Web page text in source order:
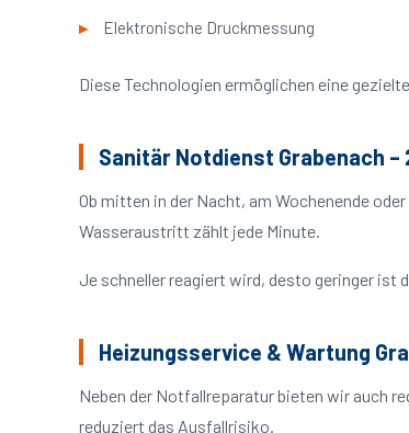
Elektronische Druckmessung
Diese Technologien ermöglichen eine
Sanitär Notdienst Grabenach
Ob mitten in der Nacht, am Wochenende
Wasseraustritt zählt jede Minute.
Je schneller reagiert wird, desto geringer ist
Heizungsservice & Wartung
Neben der Notfallreparatur bieten wir auch
reduziert das Ausfallrisiko.